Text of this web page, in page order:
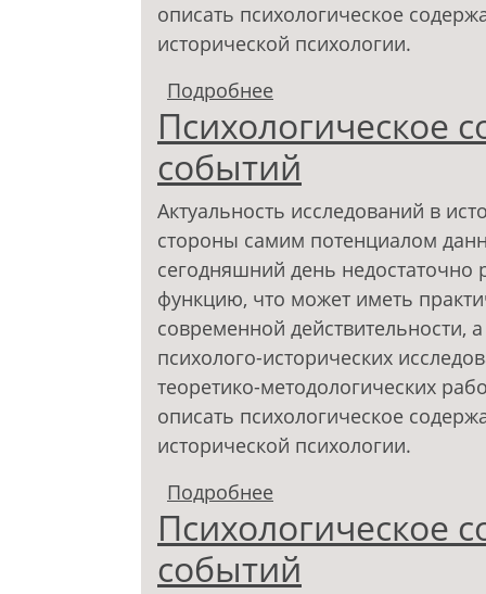
описать психологическое
исторической психологии.
Подробнее
Психологическое
событий
Актуальность исследований в
стороны самим потенциалом
сегодняшний день
функцию, что может иметь
современной действительности,
психолого-исторических
теоретико-методологических
описать психологическое
исторической психологии.
Подробнее
Психологическое
событий